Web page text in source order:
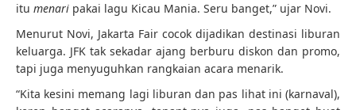
itu menari pakai lagu Kicau Mania. Seru banget,” ujar Novi.
Menurut Novi, Jakarta Fair cocok dijadikan destinasi liburan
keluarga. JFK tak sekadar ajang berburu diskon dan promo,
tapi juga menyuguhkan rangkaian acara menarik.
“Kita kesini memang lagi liburan dan pas lihat ini (karnaval),